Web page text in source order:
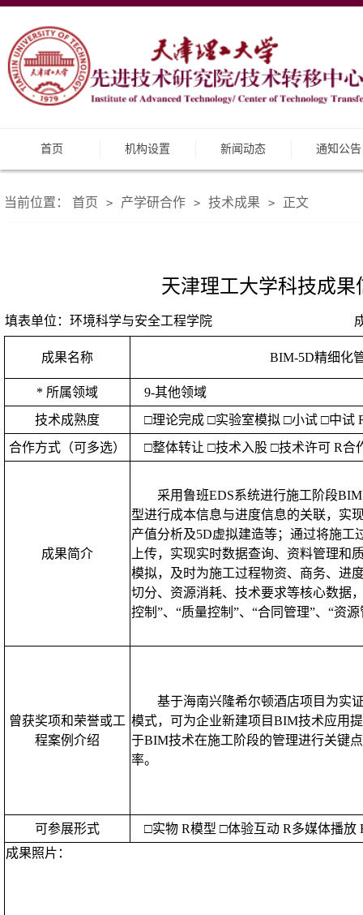
首页 机构设置 新闻动态 通知公告
当前位置： 首页 > 产学研合作 > 技术成果 > 正文
天津理工大学科技成果
填表单位：环境科学与安全工程学院
成果名称 BIM-5D精细化
* 所属领域 9-其他领域
技术成熟度
□理论完成 □实验室模拟 □小试 □中试
合作方式（可多选）
□整体转让 □技术入股 □技术许可 R合
成果简介
采用鲁班EDS系统进行施工阶段
型进行成本信息与进度信息的关联，实
产值分析及5D虚拟建造等；通过将施工
上传，实现实时数据查询、资料管理和
模拟，及时为施工过程物资、商务、进
切分、资源消耗、技术要求等核心数据
控制 ”、 “质量控制 ”、 “合同管理”、 “资源
曾获奖项和荣誉或工
程案例介绍
基于海南兴隆希尔顿酒店项目为实
模式，可为企业新建项目BIM技术应用
于BIM技术在施工阶段的管理进行关键
率。
可参展形式 □实物 R模型 □体验互动 R多媒体播放
成果照片：